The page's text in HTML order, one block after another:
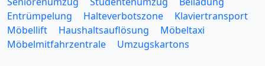
Entrümpelung
Halteverbotszone
Klaviertransport
Möbellift
Haushaltsauflösung
Möbeltaxi
Möbelmitfahrzentrale
Umzugskartons